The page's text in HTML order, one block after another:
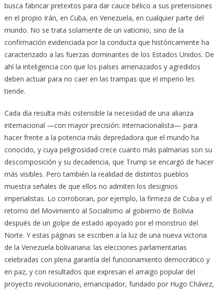
busca fabricar pretextos para dar cauce bélico a sus pretensiones
en el propio Irán, en Cuba, en Venezuela, en cualquier parte del
mundo. No se trata solamente de un vaticinio, sino de la
confirmación evidenciada por la conducta que históricamente ha
caracterizado a las fuerzas dominantes de los Estados Unidos. De
ahí la inteligencia con que los países amenazados y agredidos
deben actuar para no caer en las trampas que el imperio les
tiende.
Cada día resulta más ostensible la necesidad de una alianza
internacional —con mayor precisión: internacionalista— para
hacer frente a la potencia más depredadora que el mundo ha
conocido, y cuya peligrosidad crece cuanto más palmarias son su
descomposición y su decadencia, que Trump se encargó de hacer
más visibles. Pero también la realidad de distintos pueblos
muestra señales de que ellos no admiten los designios
imperialistas. Lo corroboran, por ejemplo, la firmeza de Cuba y el
retorno del Movimiento al Socialismo al gobierno de Bolivia
después de un golpe de estado apoyado por el monstruo del
Norte. Y estas páginas se escriben a la luz de una nueva victoria
de la Venezuela bolivariana: las elecciones parlamentarias
celebradas con plena garantía del funcionamiento democrático y
en paz, y con resultados que expresan el arraigo popular del
proyecto revolucionario, emancipador, fundado por Hugo Chávez,